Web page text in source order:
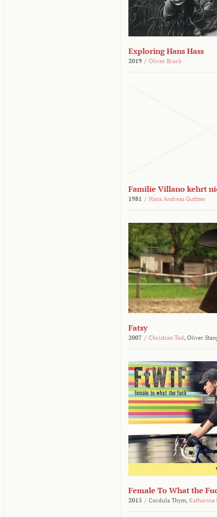
Exploring Hans Hass
2019 / Oliver Bruck
Familie Villano kehrt
1981 / Hans Andreas Guttner
Fatsy
2007 / Christian Tod, Oliver
Female To What the
2015 / Cordula Thym, Katharina